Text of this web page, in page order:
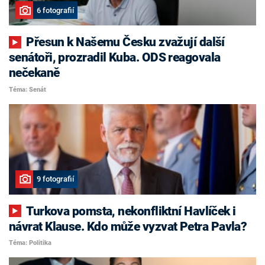
6 fotografií
senátoři, prozradil Kuba. ODS reagovala
nečekaně
Téma: Senát
9 fotografií
Turkova pomsta, nekonfliktní Havlíček i
návrat Klause. Kdo může vyzvat Petra Pavla?
Téma: Politika